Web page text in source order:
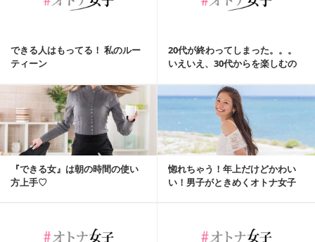
できる人はもってる！ 私のルー
ティーン
20代が終わってしまった。。。
いえいえ、30代からを楽しむの
『できる女』は朝の時間の使い
方上手♡
惚れちゃう！年上だけどかわい
い！男子がときめくオトナ女子